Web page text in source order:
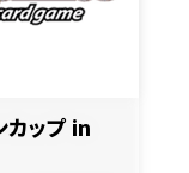
カップ in